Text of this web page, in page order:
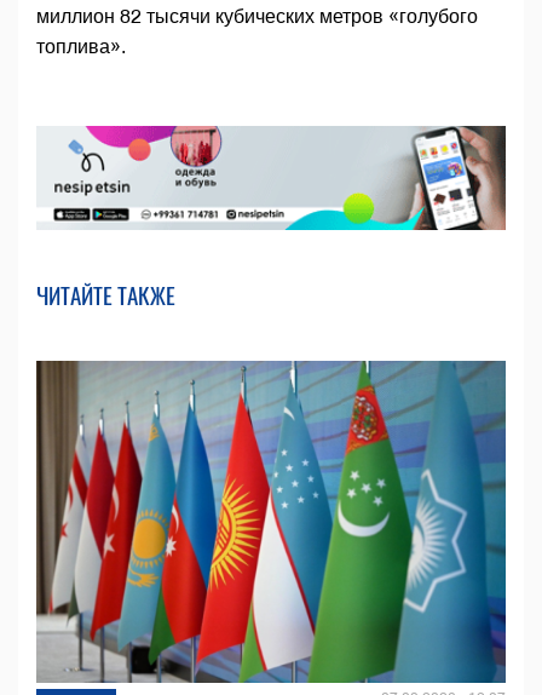
миллион 82 тысячи кубических метров «голубого
топлива».
ЧИТАЙТЕ ТАКЖЕ